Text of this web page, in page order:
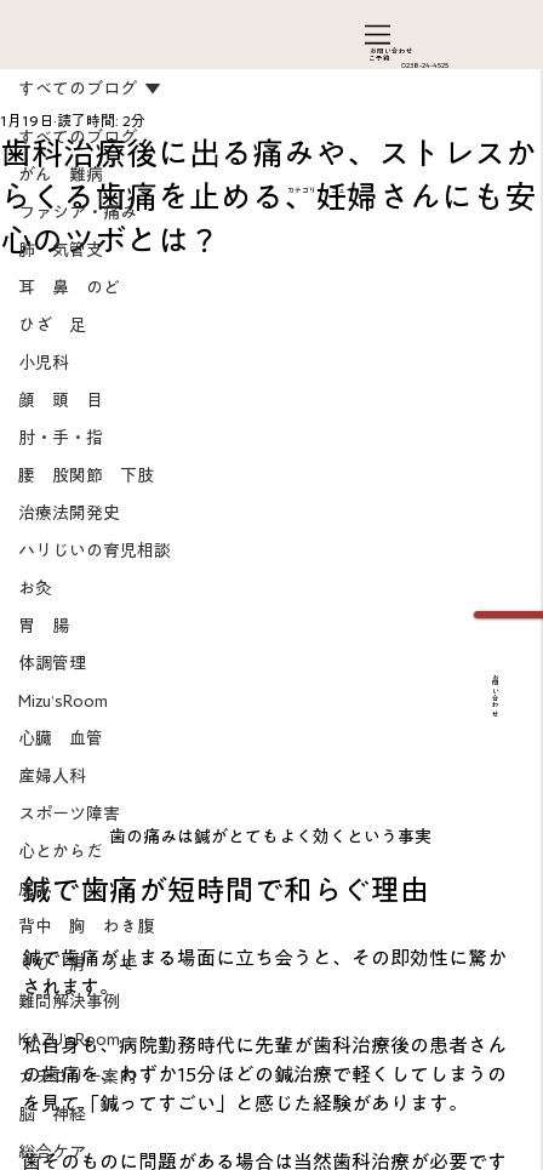
お問い合わ​せ
ご予約
0238-24-4525
すべてのブログ
がん 難病
ファシア・痛み
肺 気管支
耳 鼻 のど
ひざ 足
小児科
顔 頭 目
肘・手・指
腰 股関節 下肢
治療法開発史
ハリじいの育児相談
お灸
胃 腸
体調管理
Mizu’sRoom
心臓 血管
産婦人科
スポーツ障害
心とからだ
皮ふ
背中 胸 わき腹
くび 肩 うで
難問解決事例
KAZU’sRoom
カテゴリー案内
脳 神経
総合ケア
すべてのブログ
歯科治療後に出る痛みや、ストレスか
らくる歯痛を止める、妊婦さんにも安
心のツボとは？
1月19日 読了時間: 2分
歯の痛みは鍼がとてもよく効くという事実
鍼で歯痛が短時間で和らぐ理由
鍼で歯痛が止まる場面に立ち会うと、その即効性に驚か
されます。
私自身も、病院勤務時代に先輩が歯科治療後の患者さん
の歯痛を、わずか15分ほどの鍼治療で軽くしてしまうの
を見て「鍼ってすごい」と感じた経験があります。
歯そのものに問題がある場合は当然歯科治療が必要です
カテゴリーメニュー
お問い合わせ